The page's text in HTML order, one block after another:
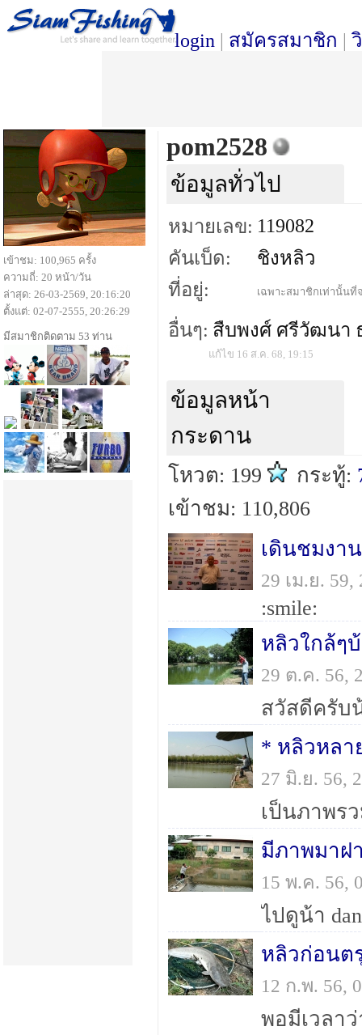
login | สมัครสมาชิก |
pom2528
ข้อมูลทั่วไป
หมายเลข: 119082
คันเบ็ด:
ชิงหลิว
ที่อยู่:
เฉพาะสมาชิกเท่านั้นที่
อื่นๆ: สืบพงศ์ ศรีวัฒนา
แก้ไข 16 ส.ค. 68, 19:15
ข้อมูลหน้า
กระดาน
โหวต: 199 กระทู้:
เข้าชม: 110,806
เดินชมงา
29 เม.ย.
:smile:
หลิวใกล้ๆ
29 ต.ค. 56,
* หลิวหลา
27 มิ.ย. 56,
เป็นภาพร
มีภาพมาฝ
15 พ.ค. 56,
หลิวก่อนต
12 ก.พ. 56,
เข้าชม: 100,965 ครั้ง
ความถี่: 20 หน้า/วัน
ล่าสุด: 26-03-2569, 20:16:20
ตั้งแต่: 02-07-2555, 20:26:29
มีสมาชิกติดตาม 53 ท่าน